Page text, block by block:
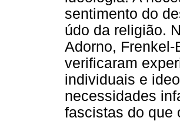
sentimento do
údo da religião.
Adorno,
verificaram
individuais e
necessidades
fascistas do que